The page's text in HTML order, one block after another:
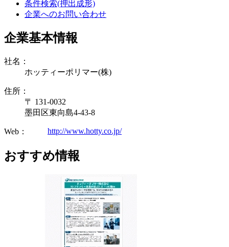
条件検索(押出成形)
企業へのお問い合わせ
企業基本情報
社名：
ホッティーポリマー(株)
住所：
〒 131-0032
墨田区東向島4-43-8
Web： http://www.hotty.co.jp/
おすすめ情報